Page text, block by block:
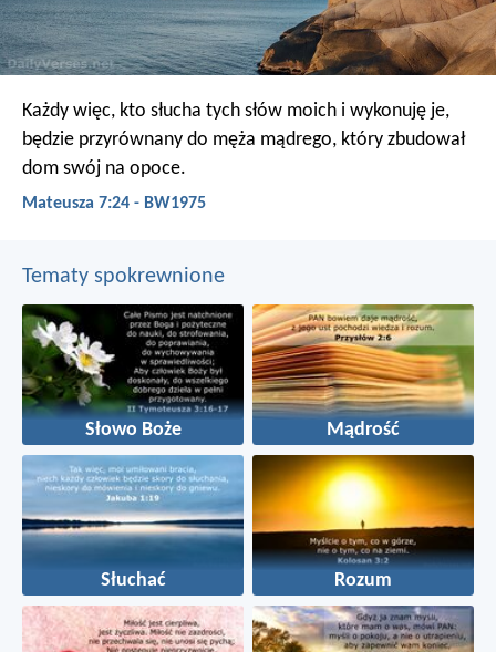
Każdy więc, kto słucha tych słów moich i wykonuję je,
będzie przyrównany do męża mądrego, który zbudował
dom swój na opoce.
Mateusza 7:24 - BW1975
Tematy spokrewnione
Słowo Boże Mądrość
Słuchać Rozum